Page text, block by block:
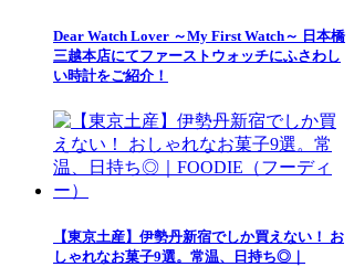
Dear Watch Lover ～My First Watch～ 日本橋
三越本店にてファーストウォッチにふさわし
い時計をご紹介！
【東京土産】伊勢丹新宿でしか買えない！ お
しゃれなお菓子9選。常温、日持ち◎｜